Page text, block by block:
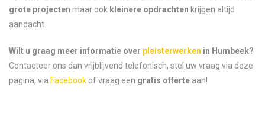
grote projecten maar ook kleinere opdrachten krijgen altijd
aandacht.
Wilt u graag meer informatie over pleisterwerken in Humbeek?
Contacteer ons dan vrijblijvend telefonisch, stel uw vraag via deze
pagina, via Facebook of vraag een gratis offerte aan!